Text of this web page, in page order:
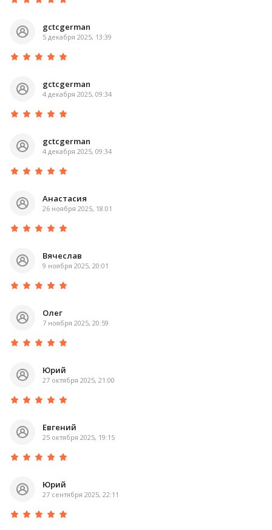
gctcgerman
5 декабря 2025, 13:39
gctcgerman
4 декабря 2025, 09:34
gctcgerman
4 декабря 2025, 09:34
Анастасия
26 ноября 2025, 18:01
Вячеслав
9 ноября 2025, 20:01
Олег
7 ноября 2025, 20:59
Юрий
27 октября 2025, 21:00
Евгений
25 октября 2025, 19:15
Юрий
27 сентября 2025, 22:11